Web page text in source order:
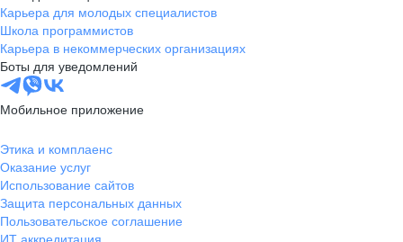
Карьера для молодых специалистов
Школа программистов
Карьера в некоммерческих организациях
Боты для уведомлений
Мобильное приложение
Этика и комплаенс
Оказание услуг
Использование сайтов
Защита персональных данных
Пользовательское соглашение